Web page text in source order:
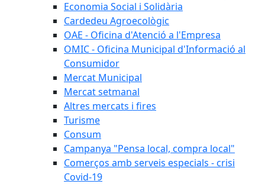
Economia Social i Solidària
Cardedeu Agroecològic
OAE - Oficina d'Atenció a l'Empresa
OMIC - Oficina Municipal d'Informació al
Consumidor
Mercat Municipal
Mercat setmanal
Altres mercats i fires
Turisme
Consum
Campanya "Pensa local, compra local"
Comerços amb serveis especials - crisi
Covid-19